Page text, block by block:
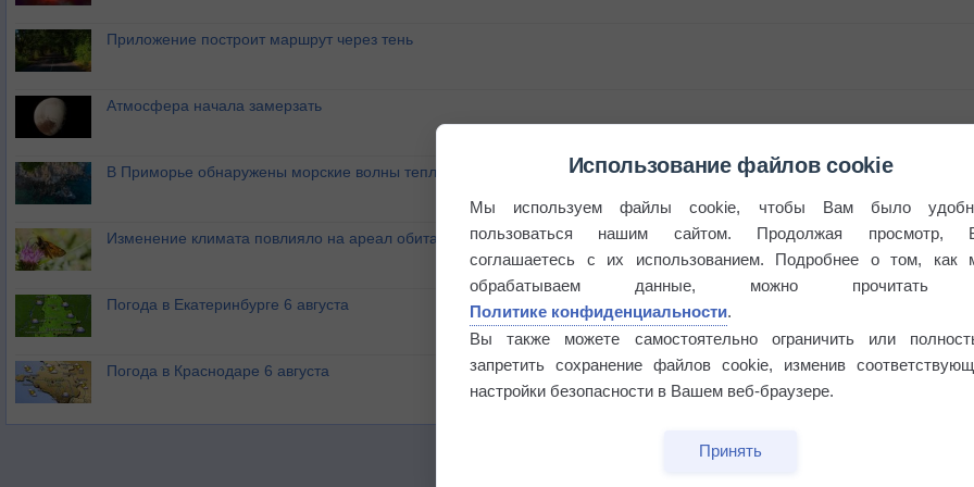
Приложение построит маршрут через тень
Атмосфера начала замерзать
В Приморье обнаружены морские волны тепла
Изменение климата повлияло на ареал обитания бабочек
Погода в Екатеринбурге 6 августа
Погода в Краснодаре 6 августа
Использование файлов cookie
Мы используем файлы cookie, чтобы Вам было
пользоваться нашим сайтом. Продолжая просмотр,
соглашаетесь с их использованием. Подробнее о том, как
обрабатываем данные, можно прочитать
Политике конфиденциальности.
Вы также можете самостоятельно ограничить или
запретить сохранение файлов cookie, изменив
настройки безопасности в Вашем веб-браузере.
Принять